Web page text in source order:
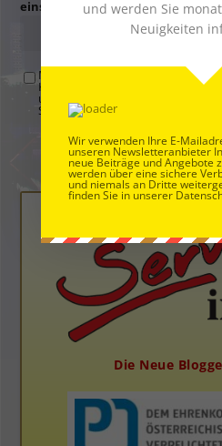
eins × zwei =
Mit der Nutzung dieses Formulars
Kommentar, Name, Email und
uns und erklären sich
Server gespeichert werden. Siehe
Die Neue
und werden Sie
Neuigkeiten
Wir verwenden Ihre E-
unseren Newsletteranbieter
neue Beiträge und Angebote
werden über eine sichere
und niemals an Dritte
finden Sie in unserer